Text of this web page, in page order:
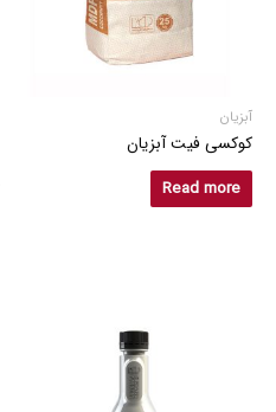
آبزیان
کوکسی فیت آبزیان
Read more